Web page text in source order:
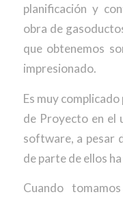
planificación y
obra de
que obtenemos
impresionado.
Es muy
de Proyecto en el
software, a pesar
de parte de ellos
Cuando